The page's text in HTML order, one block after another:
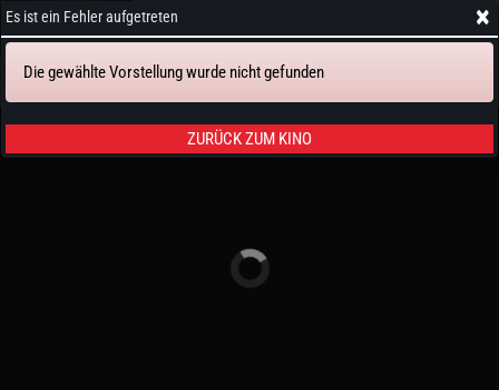
Tickets & Sitze
×
Es ist ein Fehler aufgetreten
Die gewählte Vorstellung wurde nicht gefunden
ZURÜCK ZUM KINO